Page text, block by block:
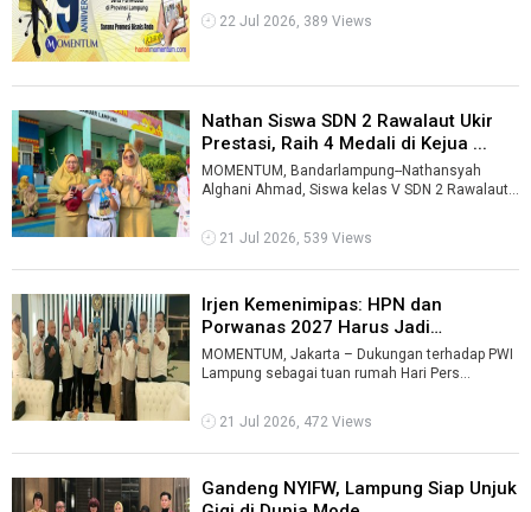
22 Jul 2026, 389 Views
Nathan Siswa SDN 2 Rawalaut Ukir
Prestasi, Raih 4 Medali di Kejua ...
MOMENTUM, Bandarlampung--Nathansyah
Alghani Ahmad, Siswa kelas V SDN 2 Rawalaut
...
21 Jul 2026, 539 Views
Irjen Kemenimipas: HPN dan
Porwanas 2027 Harus Jadi
Panggung Prom ...
MOMENTUM, Jakarta – Dukungan terhadap PWI
Lampung sebagai tuan rumah Hari Pers
...
21 Jul 2026, 472 Views
Gandeng NYIFW, Lampung Siap Unjuk